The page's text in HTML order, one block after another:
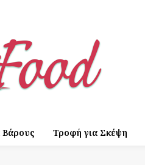
Βάρους Τροφή για Σκέψη